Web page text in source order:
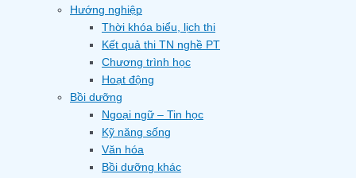
Hướng nghiệp
Thời khóa biểu, lịch thi
Kết quả thi TN nghề PT
Chương trình học
Hoạt động
Bồi dưỡng
Ngoại ngữ – Tin học
Kỹ năng sống
Văn hóa
Bồi dưỡng khác